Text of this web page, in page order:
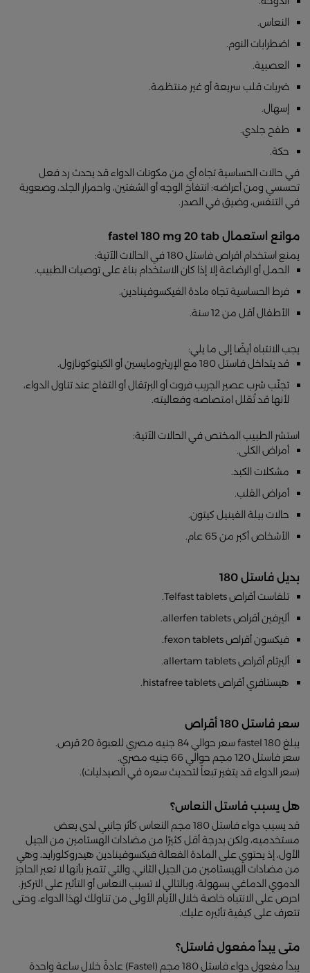
النعاس.
اضطرابات النوم.
العصبية.
ضربات قلب سريعة أو غير منتظمة.
إسهال.
طفح جلدي.
حكة.
في حالات الحساسية تجاه أي من مكونات الدواء قد يحدث رد فعل
تحسسي ومن أعراضه: انتفاخ الوجه أو الشفتين، واحمرار الجلد، وصعوبة
في التنفس، وضيق في الصدر.
موانع استعمال fastel 180 mg 20 tab
يمنع استخدام اقراص فاستل 180 في الحالات الآتية:
الحمل أو الرضاعة إلا إذا كان الاستخدام بناءً على توصيات الطبيب.
فرط الحساسية تجاه مادة الفيكسوفينادين.
الأطفال أقل من 12 سنة.
يجب الانتباه أيضًا إلى ما يلي:
قد يتداخل فاستل 180 مع الإريثرومايسين أو الكيتوكونازول.
تجنّب شرب عصير الجريب فروت أو البرتقال أو التفاح عند تناول الدواء،
لأنها قد تُقلل امتصاصه وفعاليته.
استشر الطبيب المختص في الحالات الآتية:
أمراض الكلى.
مشكلات الكبد.
أمراض القلب.
حالات بيلة الفينيل كيتون.
الأشخاص أكبر من 65 عام.
بديل فاستل 180
تلفاست أقراص Telfast tablets.
أليرفين أقراص allerfen tablets.
فيكسون أقراص fexon tablets.
أليرتام أقراص allertam tablets.
هيستافري أقراص histafree tablets.
سعر فاستل 180 أقراص
يبلغ fastel 180 سعر حوالي 84 جنيه مصري للعبوة 20 قرص.
سعر فاستل 120 مجم حوالي 66 جنيه مصري.
(سعر الدواء قد يتغير تبعاً لتحديث سعره في الصيدليات).
هل يسبب فاستل النعاس؟
قد يسبب دواء فاستل 180 مجم النعاس كأثر جانبي لدى بعض
مستخدميه، ولكن بدرجة أقل كثيرًا من مضادات الهستامين من الجيل
الأول، إذ يحتوي على المادة الفعالة فيكسوفينادين هيدروكلورايد، وهي
من مضادات الهيستامين من الجيل الثاني، والتي تتميز بأنها لا تعبر الحاجز
الدموي الدماغي بسهولة، وبالتالي لا تسبب النعاس أو التأثير على التركيز.
احرص على الانتباه خاصة خلال الأيام الأولى من تناولك لهذا الدواء، وحتى
تتعرف على كيفية تأثيره عليك.
متى يبدأ مفعول فاستل؟
يبدأ مفعول دواء فاستل 180 مجم (Fastel) عادةً خلال ساعة واحدة